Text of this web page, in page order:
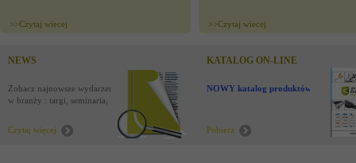
>>Czytaj wiecej >>Czytaj wiecej
NEWS
Zobacz najnowsze wydarzenia
w branży : targi, seminaria,
Czytaj więcej
KATALOG ON-LINE
NOWY katalog produktów !
Pobierz